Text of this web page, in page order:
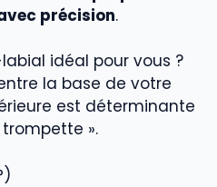
précision.
idéal pour vous ?
la base de votre
est déterminante
».
)